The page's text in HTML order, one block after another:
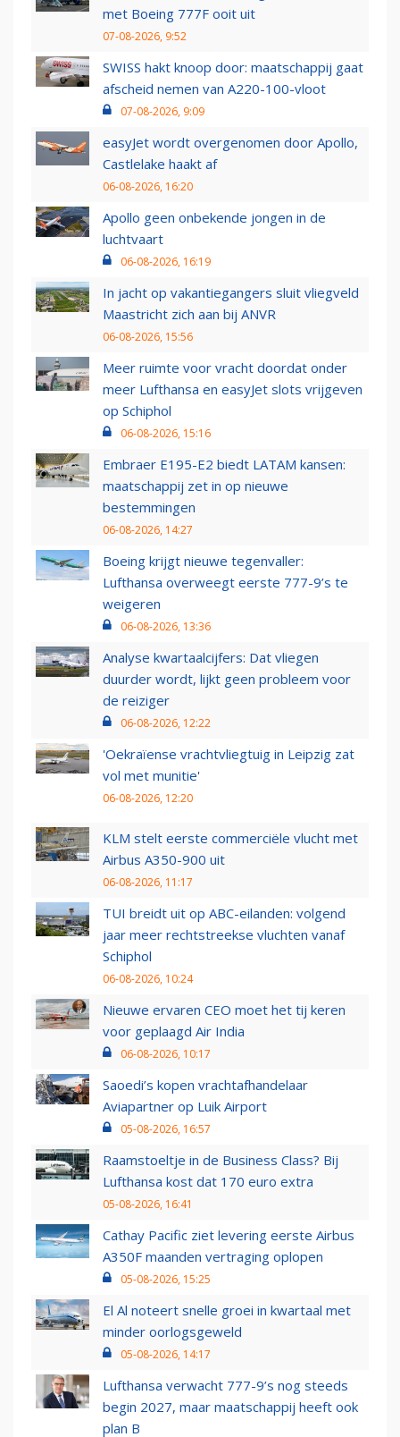
met Boeing 777F ooit uit
07-08-2026, 9:52
SWISS hakt knoop door: maatschappij gaat
afscheid nemen van A220-100-vloot
07-08-2026, 9:09
easyJet wordt overgenomen door Apollo,
Castlelake haakt af
06-08-2026, 16:20
Apollo geen onbekende jongen in de
luchtvaart
06-08-2026, 16:19
In jacht op vakantiegangers sluit vliegveld
Maastricht zich aan bij ANVR
06-08-2026, 15:56
Meer ruimte voor vracht doordat onder
meer Lufthansa en easyJet slots vrijgeven
op Schiphol
06-08-2026, 15:16
Embraer E195-E2 biedt LATAM kansen:
maatschappij zet in op nieuwe
bestemmingen
06-08-2026, 14:27
Boeing krijgt nieuwe tegenvaller:
Lufthansa overweegt eerste 777-9’s te
weigeren
06-08-2026, 13:36
Analyse kwartaalcijfers: Dat vliegen
duurder wordt, lijkt geen probleem voor
de reiziger
06-08-2026, 12:22
'Oekraïense vrachtvliegtuig in Leipzig zat
vol met munitie'
06-08-2026, 12:20
KLM stelt eerste commerciële vlucht met
Airbus A350-900 uit
06-08-2026, 11:17
TUI breidt uit op ABC-eilanden: volgend
jaar meer rechtstreekse vluchten vanaf
Schiphol
06-08-2026, 10:24
Nieuwe ervaren CEO moet het tij keren
voor geplaagd Air India
06-08-2026, 10:17
Saoedi’s kopen vrachtafhandelaar
Aviapartner op Luik Airport
05-08-2026, 16:57
Raamstoeltje in de Business Class? Bij
Lufthansa kost dat 170 euro extra
05-08-2026, 16:41
Cathay Pacific ziet levering eerste Airbus
A350F maanden vertraging oplopen
05-08-2026, 15:25
El Al noteert snelle groei in kwartaal met
minder oorlogsgeweld
05-08-2026, 14:17
Lufthansa verwacht 777-9’s nog steeds
begin 2027, maar maatschappij heeft ook
plan B